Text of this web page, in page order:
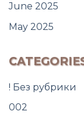
June 2025
May 2025
! Без рубрики
002